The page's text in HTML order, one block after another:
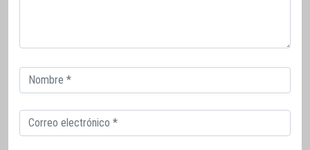
Correo
electrónico
Correo
electrónico